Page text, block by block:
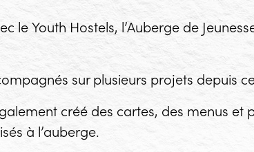
leYouth Hostels, l’Auberge de
sur plusieurs projets depuis
créé des cartes, des menus et
à l’auberge.